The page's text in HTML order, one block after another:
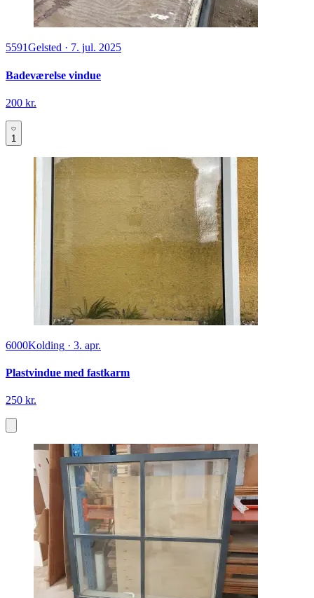
5591Gelsted · 7. jul. 2025
Badeværelse vindue
200 kr.
1
6000Kolding · 3. apr.
Plastvindue med fastkarm
250 kr.